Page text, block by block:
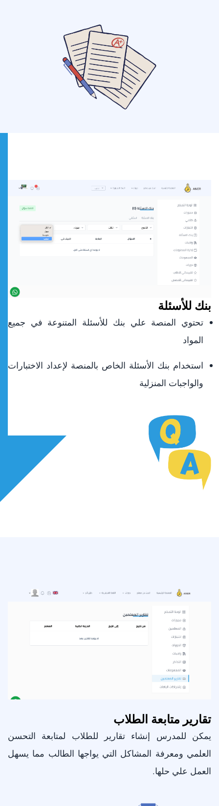
بنك للأسئلة
تحتوي المنصة علي بنك للأسئلة المتنوعة في جميع
المواد
استخدام بنك الأسئلة الخاص بالمنصة لإعداد الاختبارات
والواجبات المنزلية
تقارير متابعة الطلاب
يمكن للمدرس إنشاء تقارير للطلاب لمتابعة التحسن
العلمي ومعرفة المشاكل التي يواجها الطالب مما يسهل
العمل علي حلها.